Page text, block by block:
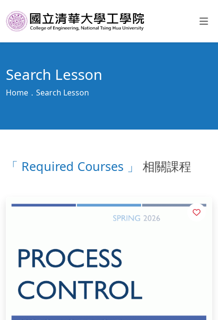
Search Lesson
Home Search Lesson
「 Required Courses 」 相關課程